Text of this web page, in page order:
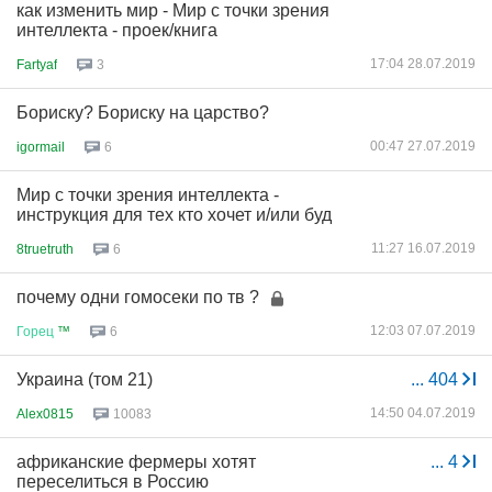
как изменить мир - Мир с точки зрения
интеллекта - проек/книга
Fartyaf 3 17:04 28.07.2019
Бориску? Бориску на царство?
igormail 6 00:47 27.07.2019
Мир с точки зрения интеллекта -
инструкция для тех кто хочет и/или буд
8truetruth 6 11:27 16.07.2019
почему одни гомосеки по тв ?
Горец ™ 6 12:03 07.07.2019
... 404
Украина (том 21)
Alex0815 10083 14:50 04.07.2019
... 4
африканские фермеры хотят
переселиться в Россию